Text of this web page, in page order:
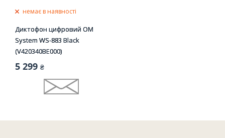
немає в наявності
Диктофон цифровий OM
System WS-883 Black
(V420340BE000)
5 299 ₴